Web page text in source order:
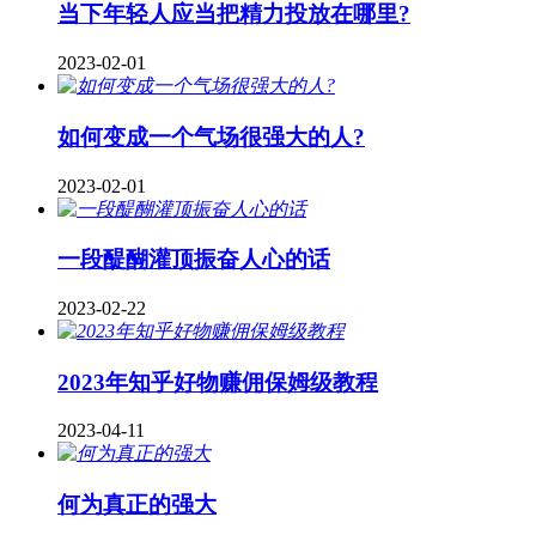
当下年轻人应当把精力投放在哪里?
2023-02-01
如何变成一个气场很强大的人?
2023-02-01
一段醍醐灌顶振奋人心的话
2023-02-22
2023年知乎好物赚佣保姆级教程
2023-04-11
何为真正的强大